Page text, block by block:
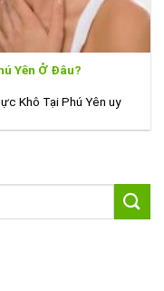
Yên Ở Đâu?
Khô Tại Phú Yên uy